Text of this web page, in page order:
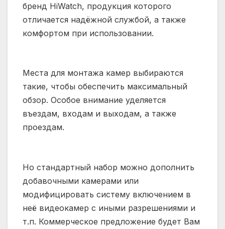
бренд HiWatch, продукция которого
отличается надёжной службой, а также
комфортом при использовании.
Места для монтажа камер выбираются
такие, чтобы обеспечить максимальный
обзор. Особое внимание уделяется
въездам, входам и выходам, а также
проездам.
Но стандартный набор можно дополнить
добавочными камерами или
модифицировать систему включением в
неё видеокамер с иными разрешениями и
т.п. Коммерческое предложение будет Вам